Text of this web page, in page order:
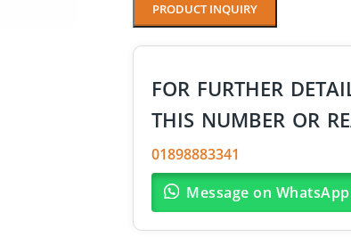
PRODUCT INQUIRY
FOR FURTHER
THIS NUMBER OR
01898883341
Message on WhatsApp